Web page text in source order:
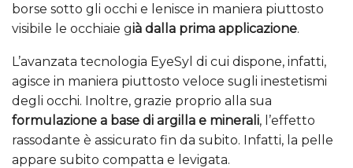
borse sotto gli occhi e lenisce in maniera piuttosto
visibile le occhiaie già dalla prima applicazione.
L’avanzata tecnologia EyeSyl di cui dispone, infatti,
agisce in maniera piuttosto veloce sugli inestetismi
degli occhi. Inoltre, grazie proprio alla sua
formulazione a base di argilla e minerali, l’effetto
rassodante è assicurato fin da subito. Infatti, la pelle
appare subito compatta e levigata.